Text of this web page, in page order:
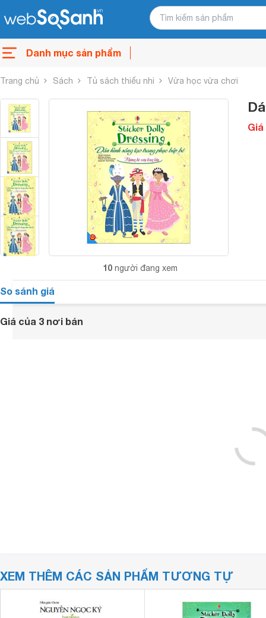
Danh mục sản phẩm
Trang chủ Sách Tủ sách thiếu nhi Vừa học vừa chơi
10 người đang xem
So sánh giá
Giá của 3 nơi bán
XEM THÊM CÁC SẢN PHẨM TƯƠNG TỰ